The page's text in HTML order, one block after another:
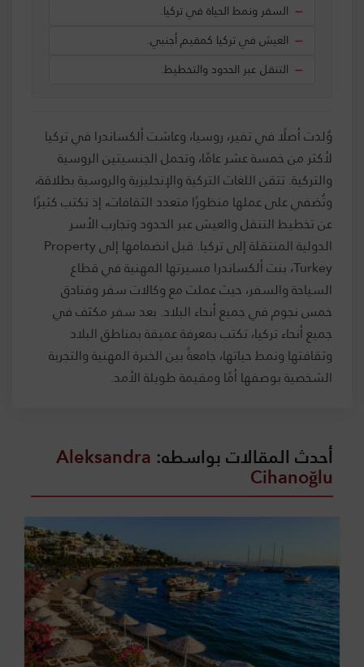
السفر ونمط الحياة في تركيا.
العيش في تركيا كمقيم أجنبي.
التنقل عبر الحدود والتخطيط.
وُلدت أصلًا في تفير، روسيا، وعاشت ألكساندرا في تركيا
لأكثر من خمسة عشر عامًا، وتحمل الجنسيتين الروسية
والتركية. تتقن اللغات التركية والإنجليزية والروسية بطلاقة،
وتُضفي على عملها منظورًا متعدد الثقافات، إذ تكتب كثيرًا
عن تخطيط التنقل والعيش عبر الحدود وتجارب الأسر
الدولية المنتقلة إلى تركيا. قبل انضمامها إلى Property
Turkey، بنت ألكساندرا مسيرتها المهنية في قطاع
السياحة والسفر، حيث عملت مع وكالات سفر وفنادق
خمس نجوم في جميع أنحاء البلاد. بعد سفر مكثف في
جميع أنحاء تركيا، تكتب بمعرفة عميقة بمناطق البلاد
وثقافتها ونمط حياتها، جامعةً بين الخبرة المهنية والتجربة
الشخصية بوصفها أمًا ومقيمة طويلة الأمد.
أحدث المقالات بواسطه:Aleksandra
Cihanoğlu